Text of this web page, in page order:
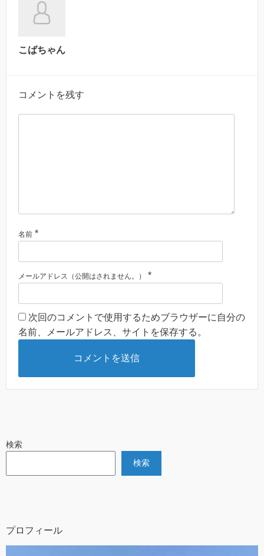
こばちゃん
コメントを残す
名前 *
メールアドレス（公開はされません。） *
次回のコメントで使用するためブラウザーに自分の
名前、メールアドレス、サイトを保存する。
検索
検索
プロフィール